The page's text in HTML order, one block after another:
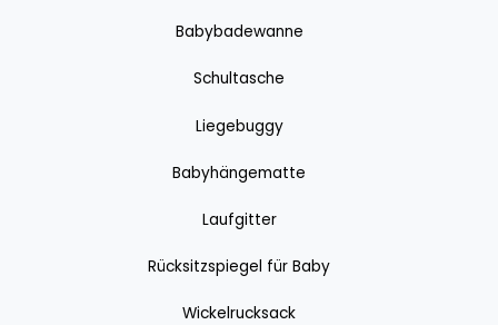
Babybadewanne
Schultasche
Liegebuggy
Babyhängematte
Laufgitter
Rücksitzspiegel für Baby
Wickelrucksack